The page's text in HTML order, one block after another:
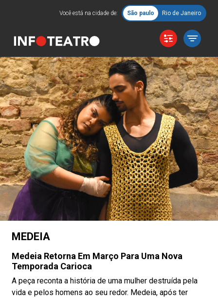
Você está na cidade de: São paulo Rio de Janeiro
MEDEIA
Medeia Retorna Em Março Para Uma Nova
Temporada Carioca
A peça reconta a história de uma mulher destruída pela
vida e pelos homens ao seu redor. Medeia, após ter